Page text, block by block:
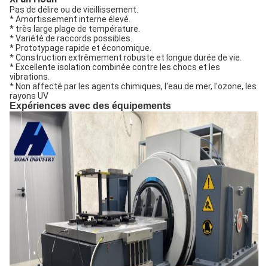
Pas de délire ou de vieillissement.
* Amortissement interne élevé.
* très large plage de température.
* Variété de raccords possibles.
* Prototypage rapide et économique.
* Construction extrêmement robuste et longue durée de vie.
* Excellente isolation combinée contre les chocs et les
vibrations.
* Non affecté par les agents chimiques, l'eau de mer, l'ozone, les
rayons UV
Expériences avec des équipements